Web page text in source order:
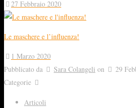
27 Febbraio 2020
Le maschere e l’influenza!
1 Marzo 2020
Pubblicato da
Sara Colangeli on
29
Categorie
Articoli